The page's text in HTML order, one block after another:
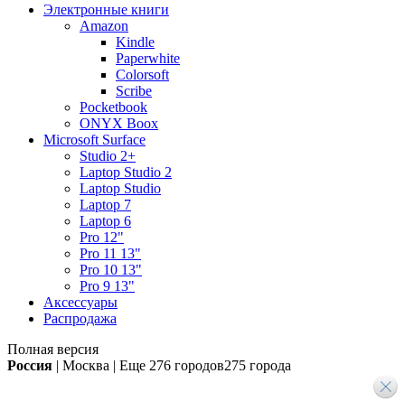
Электронные книги
Amazon
Kindle
Paperwhite
Colorsoft
Scribe
Pocketbook
ONYX Boox
Microsoft Surface
Studio 2+
Laptop Studio 2
Laptop Studio
Laptop 7
Laptop 6
Pro 12"
Pro 11 13"
Pro 10 13"
Pro 9 13"
Аксессуары
Распродажа
Полная версия
Россия | Москва | Еще 276 городов275 города